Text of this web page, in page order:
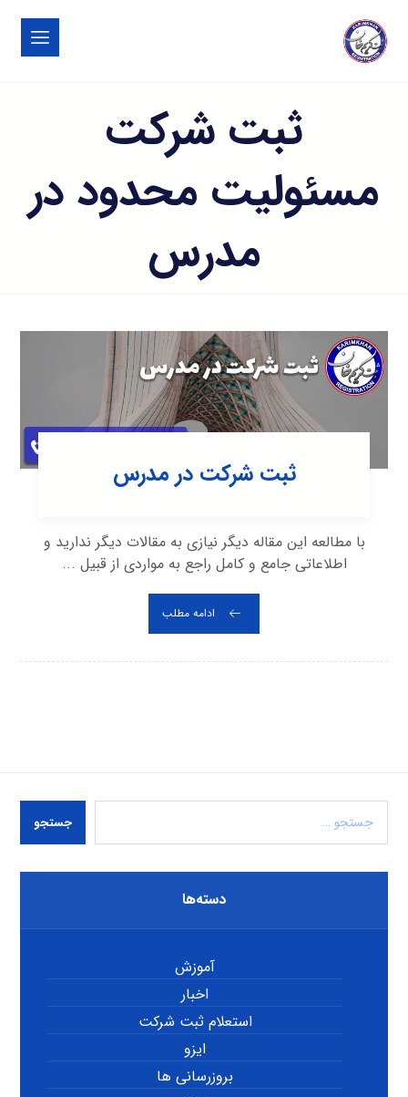
ثبت شرکت
مسئولیت محدود در
مدرس
ثبت شرکت در مدرس
با مطالعه این مقاله دیگر نیازی به مقالات دیگر ندارید و
اطلاعاتی جامع و کامل راجع به مواردی از قبیل ...
ادامه مطلب
جستجو
دسته‌ها
آموزش
اخبار
استعلام ثبت شرکت
ایزو
بروزرسانی ها